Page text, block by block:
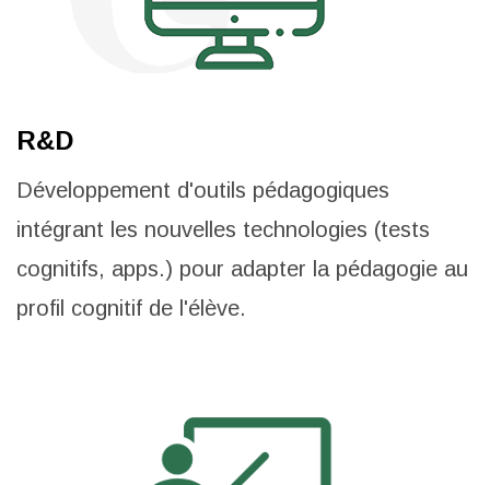
R&D
Développement d'outils pédagogiques
intégrant les nouvelles technologies (tests
cognitifs, apps.) pour adapter la pédagogie au
profil cognitif de l'élève.